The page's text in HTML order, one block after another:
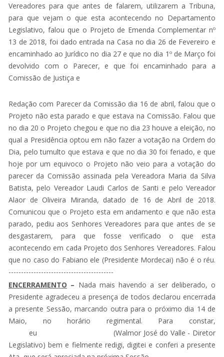
Vereadores para que antes de falarem, utilizarem a Tribuna,
para que vejam o que esta acontecendo no Departamento
Legislativo, falou que o Projeto de Emenda Complementar nº
13 de 2018, foi dado entrada na Casa no dia 26 de Fevereiro e
encaminhado ao Jurídico no dia 27 e que no dia 1º de Março foi
devolvido com o Parecer, e que foi encaminhado para a
Comissão de Justiça e
Redação com Parecer da Comissão dia 16 de abril, falou que o
Projeto não esta parado e que estava na Comissão. Falou que
no dia 20 o Projeto chegou e que no dia 23 houve a eleição, no
qual a Presidência optou em não fazer a votação na Ordem do
Dia, pelo tumulto que estava e que no dia 30 foi feriado, e que
hoje por um equivoco o Projeto não veio para a votação do
parecer da Comissão assinada pela Vereadora Maria da Silva
Batista, pelo Vereador Laudi Carlos de Santi e pelo Vereador
Alaor de Oliveira Miranda, datado de 16 de Abril de 2018.
Comunicou que o Projeto esta em andamento e que não esta
parado, pediu aos Senhores Vereadores para que antes de se
desgastarem, para que fosse verificado o que esta
acontecendo em cada Projeto dos Senhores Vereadores. Falou
que no caso do Fabiano ele (Presidente Mordecai) não é o réu.
------------------------------------------
ENCERRAMENTO – Nada mais havendo a ser deliberado, o
Presidente agradeceu a presença de todos declarou encerrada
a presente Sessão, marcando outra para o próximo dia 14 de
Maio, no horário regimental. Para constar,
eu (Walmor José do Valle - Diretor
Legislativo) bem e fielmente redigi, digitei e conferi a presente